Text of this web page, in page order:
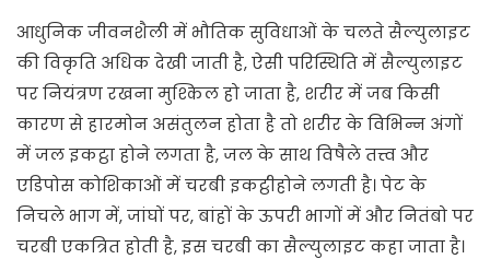
आधुनिक जीवनशैली में भौतिक सुविधाओं के चलते सैल्युलाइट
की विकृति अधिक देखी जाती है, ऐसी परिस्थिति में सैल्युलाइट
पर नियंत्रण रखना मुश्किल हो जाता है, शरीर में जब किसी
कारण से हारमोन असंतुलन होता है तो शरीर के विभिन्न अंगों
में जल इकट्ठा होने लगता है, जल के साथ विषैले तत्त्व और
एडिपोस कोशिकाओं में चरबी इकट्ठीहोने लगती है। पेट के
निचले भाग में, जांघों पर, बांहों के ऊपरी भागों में और नितंबो पर
चरबी एकत्रित होती है, इस चरबी का सैल्युलाइट कहा जाता है।